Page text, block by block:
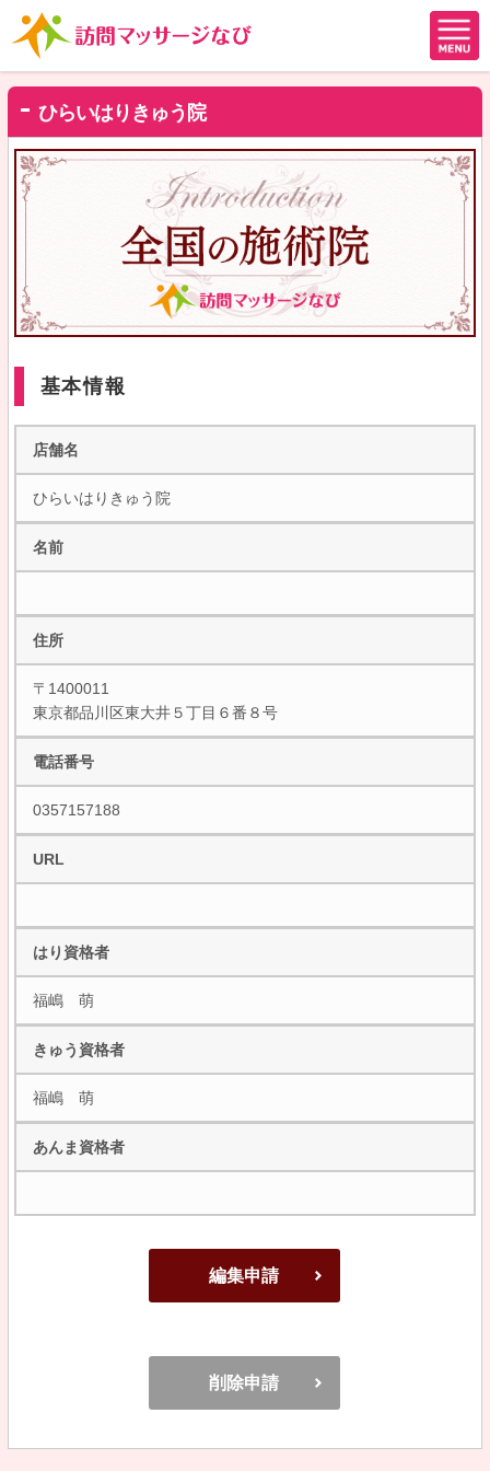
ひらいはりきゅう院
基本情報
店舗名
ひらいはりきゅう院
名前
住所
〒1400011
東京都品川区東大井５丁目６番８号
電話番号
0357157188
URL
はり資格者
福嶋 萌
きゅう資格者
福嶋 萌
あんま資格者
編集申請
削除申請